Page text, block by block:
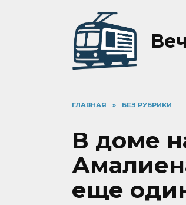
ГЛАВНАЯ » БЕЗ РУБРИКИ
В доме
еще